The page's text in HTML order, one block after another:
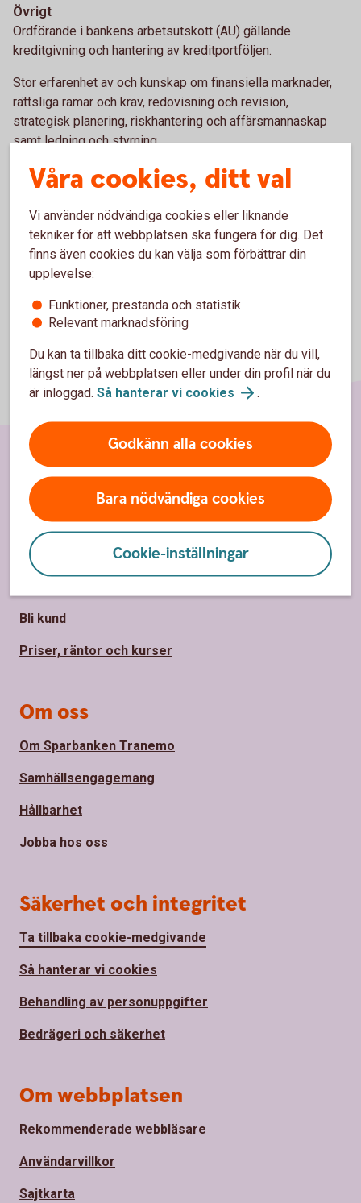
Övrigt
Ordförande i bankens arbetsutskott (AU) gällande
kreditgivning och hantering av kreditportföljen.
Stor erfarenhet av och kunskap om finansiella marknader,
rättsliga ramar och krav, redovisning och revision,
strategisk planering, riskhantering och affärsmannaskap
samt ledning och styrning.
Gedigen kunskap och erfarenhet av effektivitet och tolkning
av finansiell information.
Ägare till skogsfastighet
Våra cookies, ditt val
Vi använder nödvändiga cookies eller liknande
tekniker för att webbplatsen ska fungera för dig. Det
finns även cookies du kan välja som förbättrar din
upplevelse:
Funktioner, prestanda och statistik
Relevant marknadsföring
Du kan ta tillbaka ditt cookie-medgivande när du vill,
längst ner på webbplatsen eller under din profil när du
är inloggad. Så hanterar vi cookies .
Godkänn alla cookies
Bara nödvändiga cookies
Cookie-inställningar
Sidfot
Hitta snabbt
Kontakta oss
Spärrhjälp
Bli kund
Priser, räntor och kurser
Om oss
Om Sparbanken Tranemo
Samhällsengagemang
Hållbarhet
Jobba hos oss
Säkerhet och integritet
Ta tillbaka cookie-medgivande
Så hanterar vi cookies
Behandling av personuppgifter
Bedrägeri och säkerhet
Om webbplatsen
Rekommenderade webbläsare
Användarvillkor
Sajtkarta